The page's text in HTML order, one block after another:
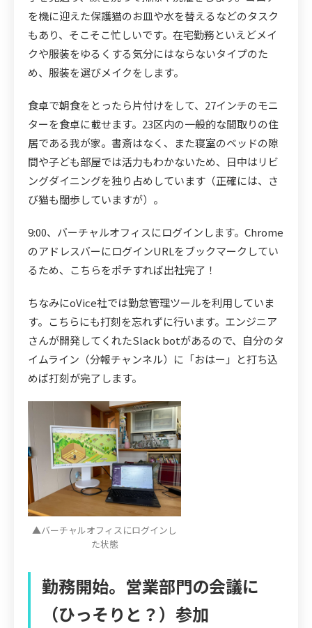
を機に迎えた保護猫のお皿や水を替えるなどのタスク
もあり、そこそこ忙しいです。在宅勤務といえどメイ
クや服装をゆるくする気分にはならないタイプのた
め、服装を選びメイクをします。
食卓で朝食をとったら片付けをして、27インチのモニ
ターを食卓に載せます。23区内の一般的な間取りの住
居である我が家。書斎はなく、また寝室のベッドの隙
間や子ども部屋では活力もわかないため、日中はリビ
ングダイニングを独り占めしています（正確には、さ
び猫も闊歩していますが）。
9:00、バーチャルオフィスにログインします。Chrome
のアドレスバーにログインURLをブックマークしてい
るため、こちらをポチすれば出社完了！
ちなみにoVice社では勤怠管理ツールを利用していま
す。こちらにも打刻を忘れずに行います。エンジニア
さんが開発してくれたSlack botがあるので、自分のタ
イムライン（分報チャンネル）に「おはー」と打ち込
めば打刻が完了します。
▲バーチャルオフィスにログインし
た状態
勤務開始。営業部門の会議に
（ひっそりと？）参加